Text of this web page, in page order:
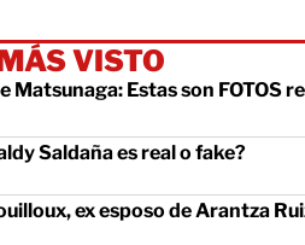
VISTO
Matsunaga: Estas son FOTOS
Saldaña es real o fake?
ex esposo de Arantza